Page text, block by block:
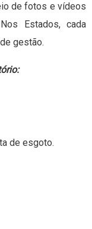
de fotos e vídeos
Estados, cada
gestão.
de esgoto.